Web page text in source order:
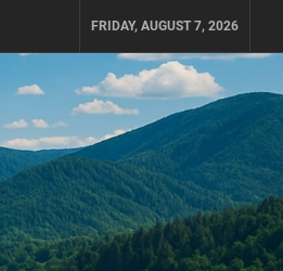
FRIDAY, AUGUST 7, 2026